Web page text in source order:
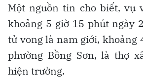
Một nguồn tin cho biết, vụ
khoảng 5 giờ 15 phút ngày
tử vong là nam giới, khoảng
phường Bồng Sơn, là thợ
hiện trường.